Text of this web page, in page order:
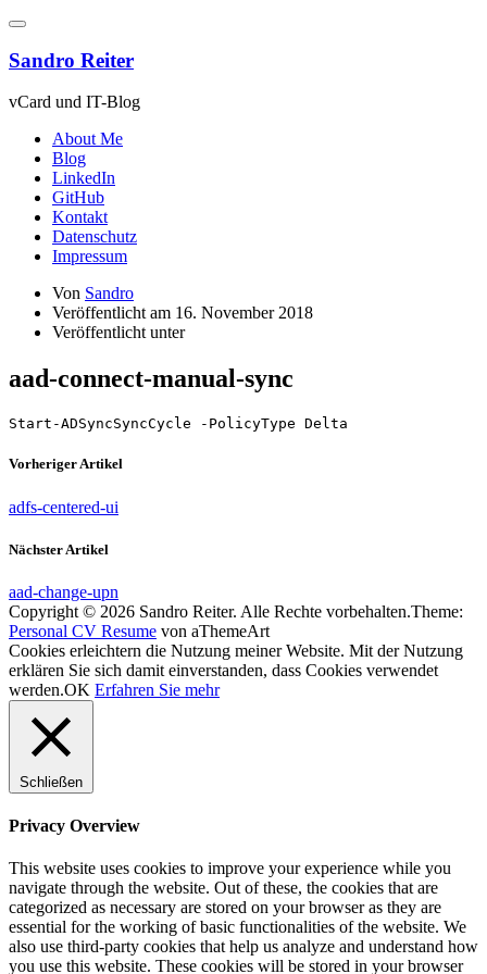
Zum
springen
Sandro Reiter
vCard und IT-Blog
About Me
Blog
LinkedIn
GitHub
Kontakt
Datenschutz
Impressum
Von Sandro
Veröffentlicht am 16. November 2018
Veröffentlicht unter
aad-connect-manual-sync
Start-ADSyncSyncCycle -PolicyType Delta
Vorheriger Artikel
adfs-centered-ui
Nächster Artikel
aad-change-upn
Copyright © 2026 Sandro Reiter. Alle Rechte vorbehalten.Theme:
Personal CV Resume von aThemeArt
Cookies erleichtern die Nutzung meiner Website. Mit der Nutzung
erklären Sie sich damit einverstanden, dass Cookies verwendet
werden.OK Erfahren Sie mehr
Schließen
Privacy Overview
This website uses cookies to improve your experience while you
navigate through the website. Out of these, the cookies that are
categorized as necessary are stored on your browser as they are
essential for the working of basic functionalities of the website. We
also use third-party cookies that help us analyze and understand how
you use this website. These cookies will be stored in your browser